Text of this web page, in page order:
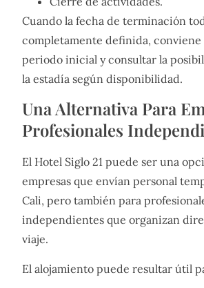
Cuando la fecha de terminación
completamente definida, conviene
periodo inicial y consultar la
la estadía según disponibilidad.
Una Alternativa Para
Profesionales
El Hotel Siglo 21 puede ser una
empresas que envían personal
Cali, pero también para
independientes que organizan
viaje.
El alojamiento puede resultar útil